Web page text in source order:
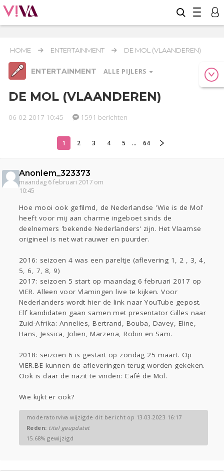
HOME ENTERTAINMENT DE MOL (VLAANDEREN)
ENTERTAINMENT ALLE PIJLERS
Relaties Werk & Studie Geld & Recht
Kinderen
Zwanger
Psyche Thuis
Klussen
Sport
Contact Viva zoekt
Gevraagd
Horen Doen
Zien
DE MOL (VLAANDEREN)
06-02-2017 10:45 1591 berichten
1 2 3 4 5 ... 64
Anoniem_323373
maandag 6 februari 2017 om
10:45
Hoe mooi ook gefilmd, de Nederlandse 'Wie is de Mol'
heeft voor mij aan charme ingeboet sinds de
deelnemers 'bekende Nederlanders' zijn. Het Vlaamse
origineel is net wat rauwer en puurder.
2016: seizoen 4 was een pareltje (aflevering 1, 2 , 3, 4,
5, 6, 7, 8, 9)
2017: seizoen 5 start op maandag 6 februari 2017 op
VIER. Alleen voor Vlamingen live te kijken. Voor
Nederlanders wordt hier de link naar YouTube gepost.
Elf kandidaten gaan samen met presentator Gilles naar
Zuid-Afrika: Annelies, Bertrand, Bouba, Davey, Eline,
Hans, Jessica, Jolien, Marzena, Robin en Sam.
2018: seizoen 6 is gestart op zondag 25 maart. Op
VIER.BE kunnen de afleveringen terug worden gekeken.
Ook is daar de nazit te vinden: Café de Mol.
Wie kijkt er ook?
moderatorviva wijzigde dit bericht op 13-03-2023 16:17
Reden: titel geupdatet
15.68% gewijzigd